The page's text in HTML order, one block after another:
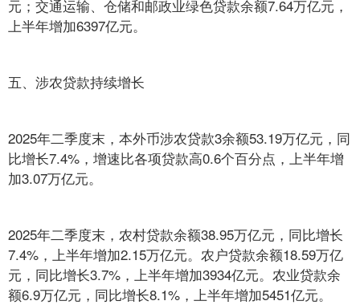
元；交通运输、仓储和邮政业绿色贷款余额7.64万亿元，
上半年增加6397亿元。
五、涉农贷款持续增长
2025年二季度末，本外币涉农贷款3余额53.19万亿元，同
比增长7.4%，增速比各项贷款高0.6个百分点，上半年增
加3.07万亿元。
2025年二季度末，农村贷款余额38.95万亿元，同比增长
7.4%，上半年增加2.15万亿元。农户贷款余额18.59万亿
元，同比增长3.7%，上半年增加3934亿元。农业贷款余
额6.9万亿元，同比增长8.1%，上半年增加5451亿元。